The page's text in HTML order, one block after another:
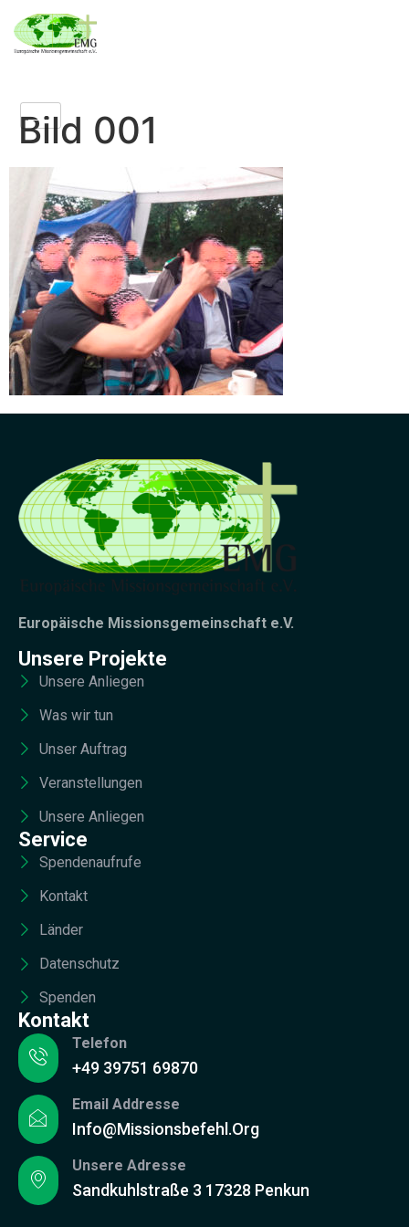
Bild 001
Europäische Missionsgemeinschaft e.V.
Unsere Projekte
Unsere Anliegen
Was wir tun
Unser Auftrag
Veranstellungen
Unsere Anliegen
Service
Spendenaufrufe
Kontakt
Länder
Datenschutz
Spenden
Kontakt
Telefon
+49 39751 69870
Email Addresse
Info@missionsbefehl.org
Unsere Adresse
Sandkuhlstraße 3 17328 Penkun